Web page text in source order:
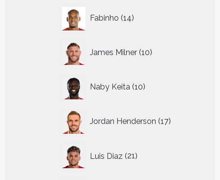
Fabinho 14
producten
James Milner 10
producten
Naby Keita 10
producten
Jordan Henderson 17
producten
Luis Diaz 21
producten